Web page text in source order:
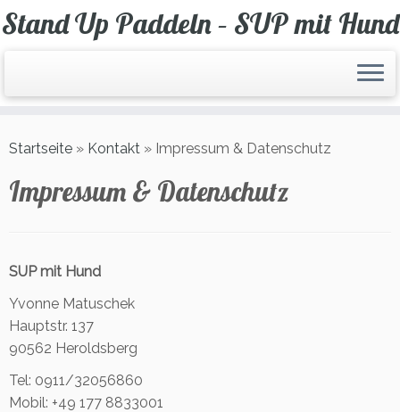
Zum
Inhalt
Stand Up Paddeln – SUP mit Hund
Startseite » Kontakt » Impressum & Datenschutz
Impressum & Datenschutz
SUP mit Hund
Yvonne Matuschek
Hauptstr. 137
90562 Heroldsberg
Tel: 0911/32056860
Mobil: +49 177 8833001